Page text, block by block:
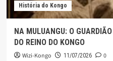
História do Kongo
NA MULUANGU: O
DO REINO DO KONGO
Wizi-Kongo 11/07/2026 0